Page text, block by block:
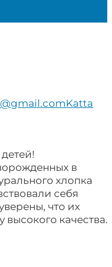
Katta
в
хлопка
себя
что их
качества.